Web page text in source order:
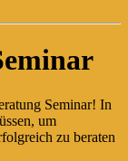
Seminar! In
um
zu beraten